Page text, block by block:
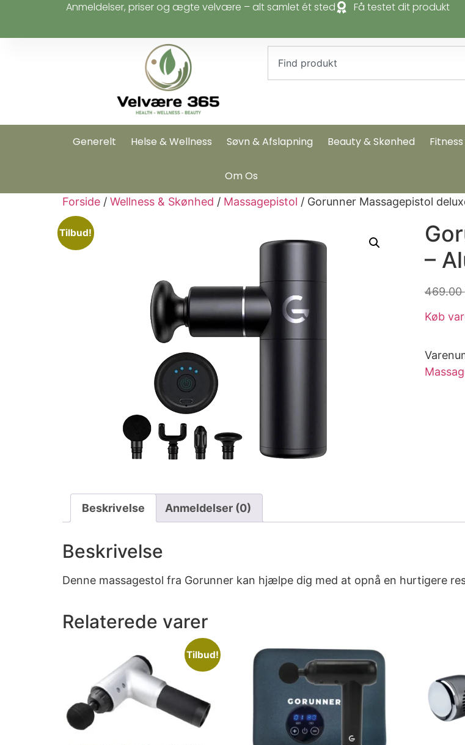
Anmeldelser, priser og ægte velvære – alt samlet ét sted Få testet dit produkt
Generelt Helse & Wellness Søvn & Afslapning Beauty & Skønhed
Om Os
Forside / Wellness & Skønhed / Massagepistol / Gorunner Massagepistol
Tilbud!
–
469.00
Køb
Beskrivelse Anmeldelser (0)
Beskrivelse
Denne massagestol fra Gorunner kan hjælpe dig med at opnå en hurtigere
Relaterede varer
Tilbud!